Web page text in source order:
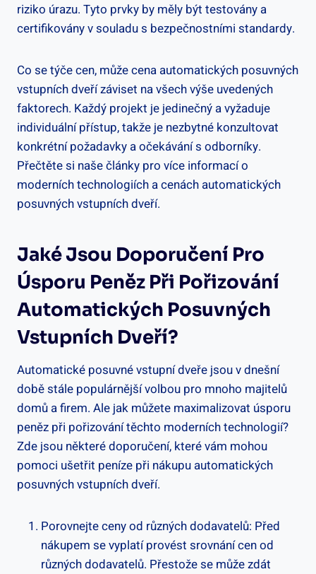
riziko⁤ úrazu. Tyto prvky by ⁢měly být testovány⁢ a
‌certifikovány v souladu s ​bezpečnostními standardy.
Co se ​týče cen, může cena automatických posuvných
vstupních dveří⁢ záviset na všech výše uvedených
faktorech. Každý projekt je⁤ jedinečný ⁢a ‍vyžaduje
individuální ⁣přístup,‍ takže ‌je nezbytné konzultovat
konkrétní‌ požadavky a ​očekávání s⁢ odborníky.⁢
Přečtěte si ‌naše články pro více informací o
moderních technologiích a ​cenách automatických
posuvných ‍vstupních ⁢dveří.
Jaké ⁢jsou Doporučení Pro
Úsporu⁣ Peněz ‌při⁣ Pořizování
Automatických ​posuvných
Vstupních Dveří?
Automatické posuvné⁣ vstupní dveře jsou v ‍dnešní
době stále ⁤populárnější‌ volbou pro​ mnoho majitelů
domů‌ a​ firem. Ale jak můžete maximalizovat⁤ úsporu
peněz při pořizování těchto​ moderních technologií?
Zde jsou některé doporučení, ‌které vám mohou
pomoci​ ušetřit peníze při nákupu⁢ automatických
posuvných vstupních ⁤dveří.
Porovnejte ‌ceny od ‍různých dodavatelů:⁣ Před
nákupem se vyplatí provést srovnání cen od
různých dodavatelů. Přestože se ‍může zdát